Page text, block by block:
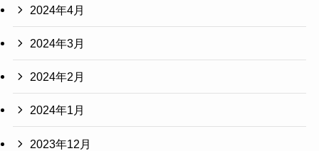
2024年4月
2024年3月
2024年2月
2024年1月
2023年12月